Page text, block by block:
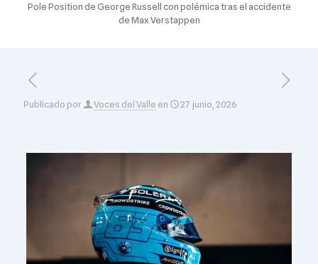
Pole Position de George Russell con polémica tras el accidente
de Max Verstappen
Publicado por Voces del Valle en 27 junio, 2026